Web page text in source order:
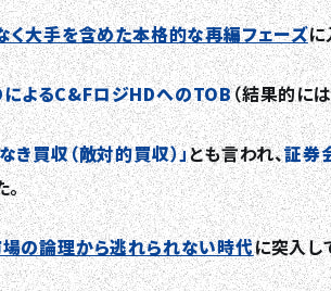
TOP
ABOUT
SERVICES
COMPANY
く大手を含めた本格的な再編フェーズに
よるC&FロジHDへのTOB（結果的に
買収（敵対的買収）」とも言われ、証券
の論理から逃れられない時代に突入し